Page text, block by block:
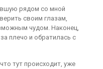
рядом со мной
своим глазам,
чудом. Наконец,
плечо и обратилась с
тут происходит, уже